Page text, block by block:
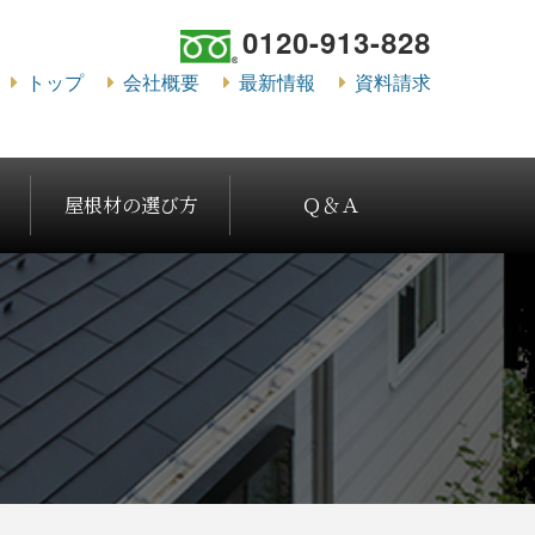
0120-913-828
トップ 会社概要 最新情報 資料請求
屋根材の選び方 Ｑ＆Ａ